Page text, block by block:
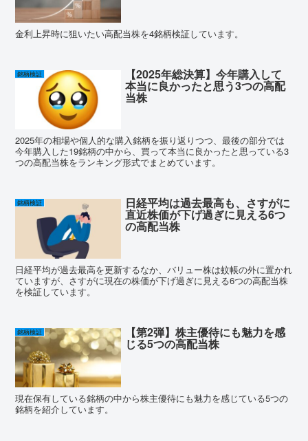
金利上昇時に狙いたい高配当株を4銘柄検証しています。
銘柄検証 【2025年総決算】今年購入して
本当に良かったと思う3つの高配
当株
2025年の相場や個人的な購入銘柄を振り返りつつ、最後の部分では
今年購入した19銘柄の中から、買って本当に良かったと思っている3
つの高配当株をランキング形式でまとめています。
銘柄検証 日経平均は過去最高も、さすがに
直近株価が下げ過ぎに見える6つ
の高配当株
日経平均が過去最高を更新するなか、バリュー株は蚊帳の外に置かれ
ていますが、さすがに現在の株価が下げ過ぎに見える6つの高配当株
を検証しています。
銘柄検証 【第2弾】株主優待にも魅力を感
じる5つの高配当株
現在保有している銘柄の中から株主優待にも魅力を感じている5つの
銘柄を紹介しています。